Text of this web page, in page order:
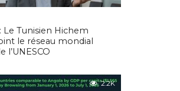
Le Tunisien Hichem
le réseau mondial
l’UNESCO
2.2K